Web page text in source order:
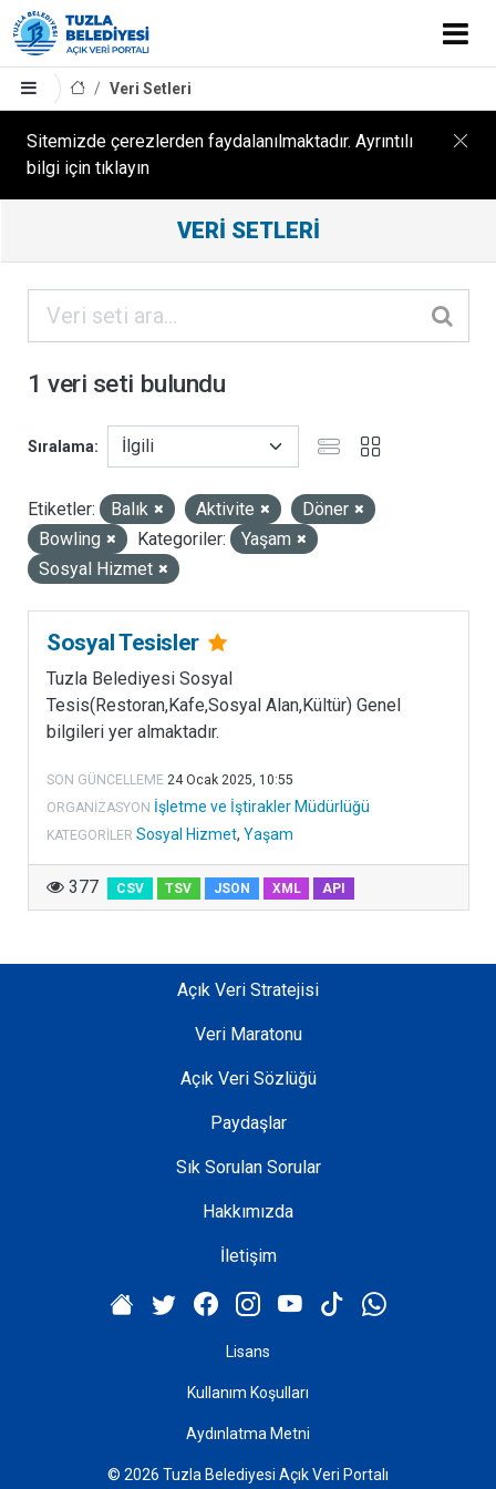
Veri Setleri
Sitemizde çerezlerden faydalanılmaktadır. Ayrıntılı
bilgi için tıklayın
Sonuçları
ORGANIZASYONLAR
KATEGORILER
ETIKETLER
LISANSLAR
VERI SETLERI
1 veri seti bulundu
Sıralama
Etiketler: Balık Aktivite
Döner
Bowling
Kategoriler:
Yaşam
Sosyal Hizmet
Sosyal Tesisler
Tuzla Belediyesi Sosyal
Tesis(Restoran,Kafe,Sosyal Alan,Kültür) Genel
bilgileri yer almaktadır.
SON GÜNCELLEME 24 Ocak 2025, 10:55
ORGANIZASYON İşletme ve İştirakler Müdürlüğü
KATEGORILER Sosyal Hizmet, Yaşam
377 CSV TSV JSON XML API
Açık Veri Stratejisi
Veri Maratonu
Açık Veri Sözlüğü
Paydaşlar
Sık Sorulan Sorular
Hakkımızda
İletişim
Lisans
Kullanım Koşulları
Aydınlatma Metni
© 2026 Tuzla Belediyesi Açık Veri Portalı